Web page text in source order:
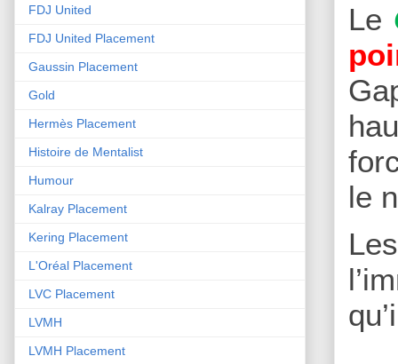
Le
le
FDJ United
FDJ United Placement
Gaussin Placement
Gold
Hermès Placement
Histoire de Mentalist
Humour
Kalray Placement
Kering Placement
L'Oréal Placement
LVC Placement
LVMH
LVMH Placement